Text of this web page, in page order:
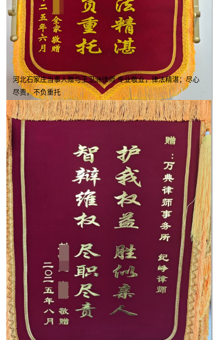
河北石家庄当事人赠与王卫洲律师 专业敬业，律法精湛；尽心
尽责，不负重托